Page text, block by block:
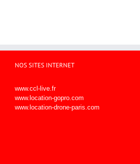
NOS SITES INTERNET
www.ccl-live.fr
www.location-gopro.com
www.location-drone-paris.com